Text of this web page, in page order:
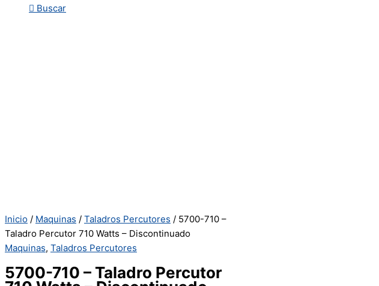
Buscar
Inicio / Maquinas / Taladros Percutores / 5700-710 –
Taladro Percutor 710 Watts – Discontinuado
Maquinas, Taladros Percutores
5700-710 – Taladro Percutor